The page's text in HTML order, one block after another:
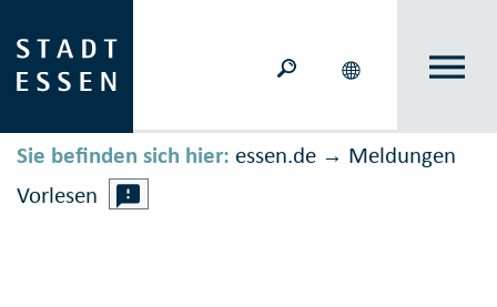
Sie befinden sich hier: essen.de → Meldungen
Vorlesen